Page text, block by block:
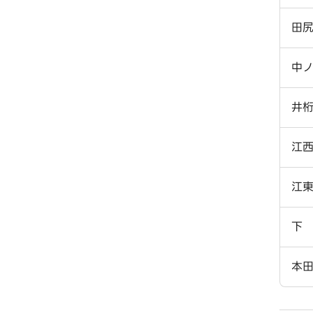
田尻
中
井
江西
江
下
本